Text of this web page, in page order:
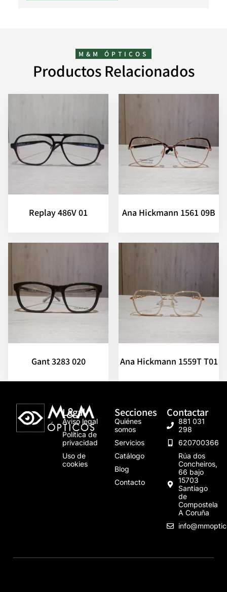
M&M ÓPTICOS
Productos Relacionados
Replay 486V 01 Ana Hickmann 1561 09B
Gant 3283 020 Ana Hickmann 1559T T01
Legal
Aviso legal
Política de
privacidad
Uso de
cookies
Secciones
Quiénes
somos
Servicios
Catálogo
Blog
Contacto
Contactar
881 031
298
620700366
Rúa dos
Concheiros,
66 bajo
15703
Santiago
de
Compostela
A Coruña